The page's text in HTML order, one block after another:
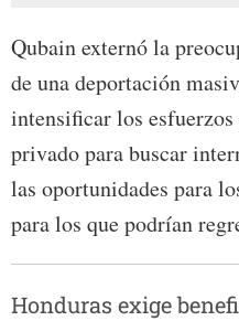
Qubain externó la
de una deportación
intensificar los
privado para buscar
las oportunidades para
para los que podrían
Honduras exige